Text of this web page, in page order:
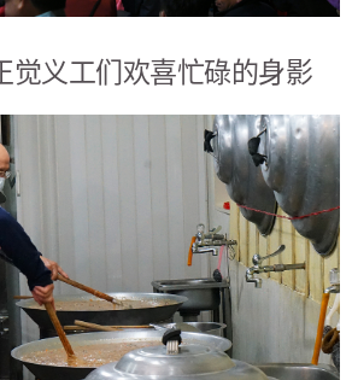
觉义工们欢喜忙碌的身影